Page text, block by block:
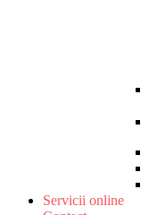
Servicii online